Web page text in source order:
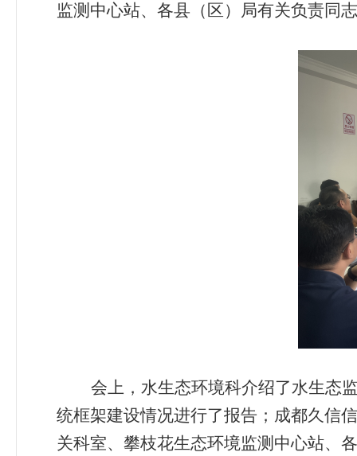
监测中心站、各县（区）局有关负责同
会上，水生态环境科介绍了水生态
统框架建设情况进行了报告；成都久信
关科室、攀枝花生态环境监测中心站、